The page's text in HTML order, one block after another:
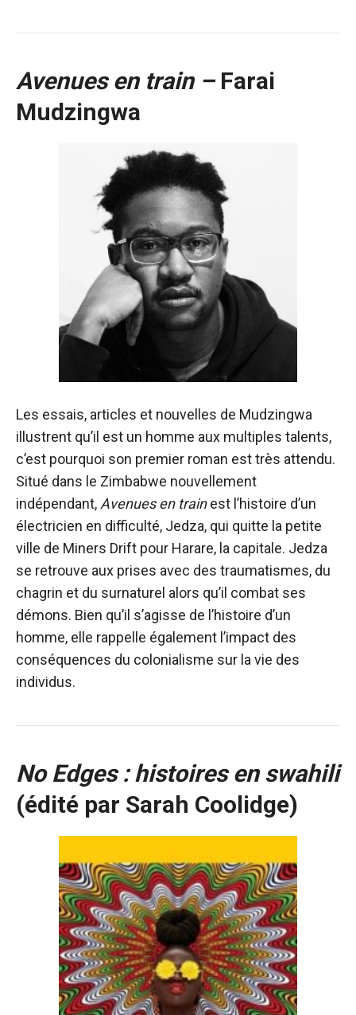
Avenues en train –Farai
Mudzingwa
Les essais, articles et nouvelles de Mudzingwa
illustrent qu’il est un homme aux multiples talents,
c’est pourquoi son premier roman est très attendu.
Situé dans le Zimbabwe nouvellement
indépendant, Avenues en trainest l’histoire d’un
électricien en difficulté, Jedza, qui quitte la petite
ville de Miners Drift pour Harare, la capitale. Jedza
se retrouve aux prises avec des traumatismes, du
chagrin et du surnaturel alors qu’il combat ses
démons. Bien qu’il s’agisse de l’histoire d’un
homme, elle rappelle également l’impact des
conséquences du colonialisme sur la vie des
individus.
No Edges : histoires en swahili
(édité par Sarah Coolidge)